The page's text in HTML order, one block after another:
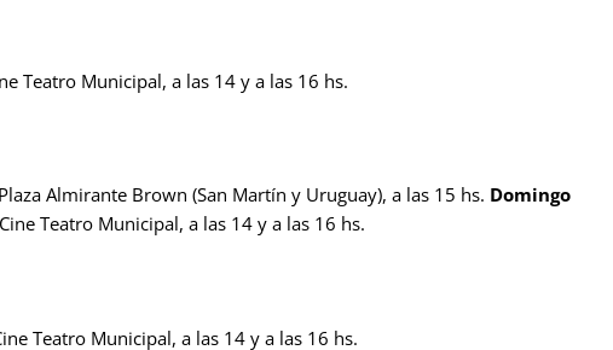
Teatro Municipal, a las 14 y a las 16 hs.
Almirante Brown (San Martín y Uruguay), a las 15 hs. Domingo
Teatro Municipal, a las 14 y a las 16 hs.
Teatro Municipal, a las 14 y a las 16 hs.